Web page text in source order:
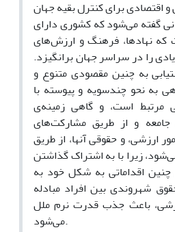
و اقتصادی برای کنترل بقیه جهان
گفته می‌شود که کشوری دارای
نهادها، فرهنگ و ارزش‌های
را در سراسر جهان برانگیزد.
به چنین مقصودی متنوع و
به نحو چندسویه و پیوسته با
مرتبط است، و گاهی زمینه‌ی
و از طریق مشارکت‌های
ارزشی، و حقوقی آنها، از طریق
زیرا با به اشتراک گذاشتن
اقداماتی به شکل خود به
شهروندی بین افراد مبادله
باعث جذب قدرت نرم ملل
می‌شود.